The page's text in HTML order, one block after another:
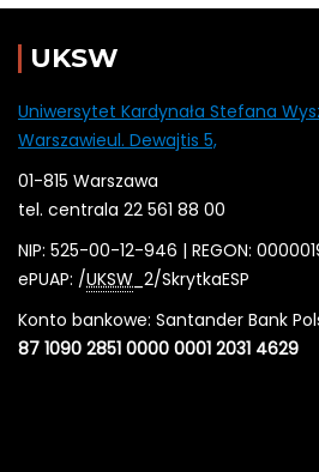
UKSW
Uniwersytet Kardynała Stefana
Warszawieul. Dewajtis 5,
01-815 Warszawa
tel. centrala 22 561 88 00
NIP: 525-00-12-946 | REGON:
ePUAP: /UKSW _2/SkrytkaESP
Konto bankowe: Santander Bank
87 1090 2851 0000 0001 2031 4629